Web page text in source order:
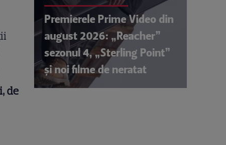
de
Premierele Prime Video din
august 2026: „Reacher”
sezonul 4, „Sterling Point”
și noi filme de neratat